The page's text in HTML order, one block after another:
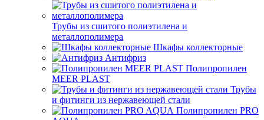
Трубы из сшитого полиэтилена и
металлополимера
Шкафы коллекторные
Антифриз
Полипропилен
MEER PLAST
Трубы
и фитинги из нержавеющей стали
Полипропилен PRO